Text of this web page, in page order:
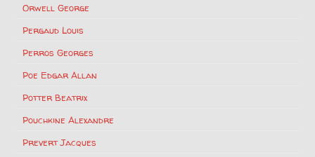
Orwell George
Pergaud Louis
Perros Georges
Poe Edgar Allan
Potter Beatrix
Pouchkine Alexandre
Prevert Jacques